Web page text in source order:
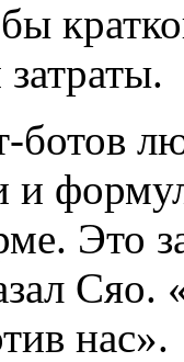
бы
Это
Сяо.
нас».